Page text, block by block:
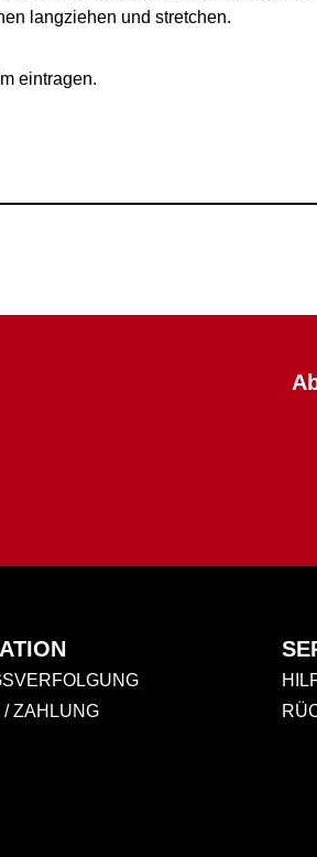
langziehen und stretchen.
eintragen.
ZAHLUNG